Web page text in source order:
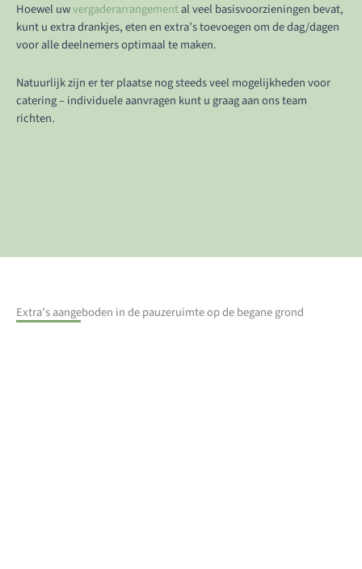
Hoewel uwvergaderarrangemental veel basisvoorzieningen bevat,
kunt u extra drankjes, eten en extra’s toevoegen om de dag/dagen
voor alle deelnemers optimaal te maken.
Natuurlijk zijn er ter plaatse nog steeds veel mogelijkheden voor
catering – individuele aanvragen kunt u graag aan ons team
richten.
Extra’s aangeboden in de pauzeruimte op de begane grond